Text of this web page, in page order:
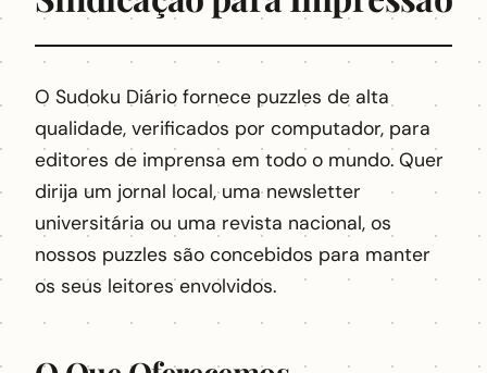
O Sudoku Diário fornece puzzles de alta
qualidade, verificados por computador, para
editores de imprensa em todo o mundo. Quer
dirija um jornal local, uma newsletter
universitária ou uma revista nacional, os
nossos puzzles são concebidos para manter
os seus leitores envolvidos.